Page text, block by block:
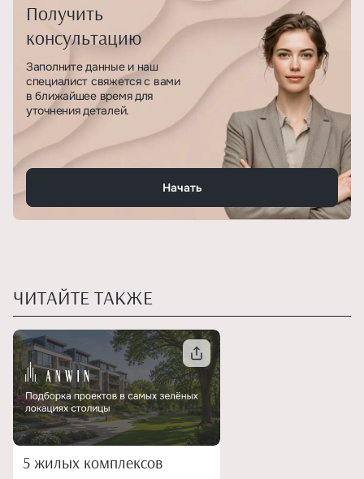
Получить
консультацию
Заполните данные и наш
специалист свяжется с вами
в ближайшее время для
уточнения деталей.
Начать
ЧИТАЙТЕ ТАКЖЕ
5 жилых комплексов